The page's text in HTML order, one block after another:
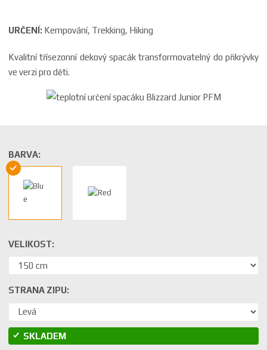
URČENÍ: Kempování, Trekking, Hiking
Kvalitní třísezonní dekový spacák transformovatelný do přikrývky
ve verzi pro děti.
BARVA:
VELIKOST:
STRANA ZIPU:
SKLADEM